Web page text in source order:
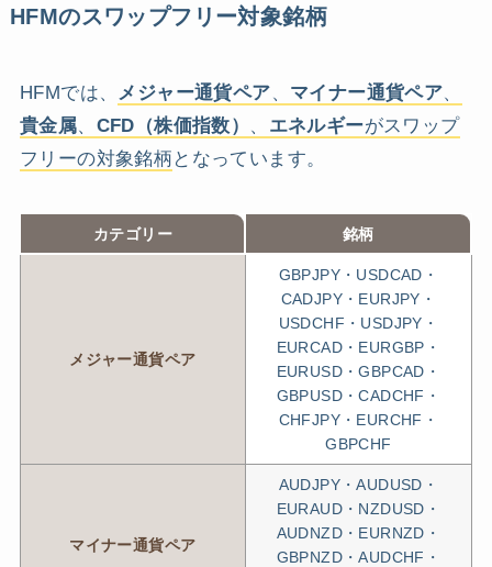
HFMのスワップフリー対象銘柄
HFMでは、 メジャー通貨ペア、 マイナー通貨ペア、
貴金属、 CFD（株価指数） 、 エネルギーがスワップ
フリーの対象銘柄 となっています。
カテゴリー 銘柄
メジャー通貨ペア
GBPJPY・USDCAD・
CADJPY・EURJPY・
USDCHF・USDJPY・
EURCAD・EURGBP・
EURUSD・GBPCAD・
GBPUSD・CADCHF・
CHFJPY・EURCHF・
GBPCHF
マイナー通貨ペア
AUDJPY・AUDUSD・
EURAUD・NZDUSD・
AUDNZD・EURNZD・
GBPNZD・AUDCHF・